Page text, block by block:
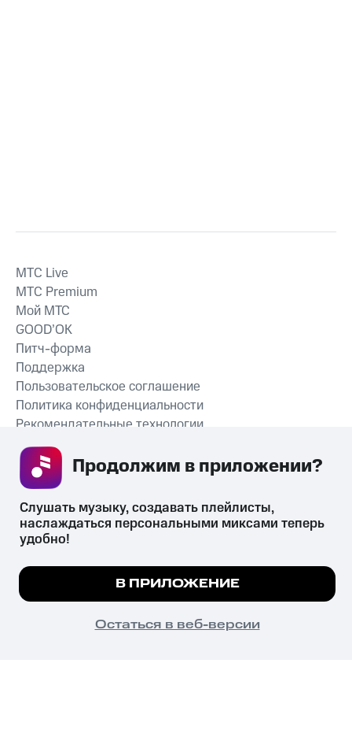
MTС Live
MTС Premium
Мой МТС
GOOD’OK
Питч-форма
Поддержка
Пользовательское соглашение
Политика конфиденциальности
Рекомендательные технологии
Незаконное потребление наркотических средств,
их незаконный оборот запрещён и влечёт установленную
законодательством ответственность.
© 2026 ООО «КИОН».
Все права защищены
Мы используем куки, чтобы на сайте все
Подробнее
ПОНЯТНО
Слушать музыку, создавать плейлисты,
наслаждаться персональными миксами теперь
удобно!
В ПРИЛОЖЕНИЕ
Остаться в веб-версии